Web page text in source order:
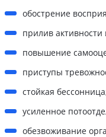
обострение
прилив активности
повышение
приступы
стойкая
усиленное
обезвоживание